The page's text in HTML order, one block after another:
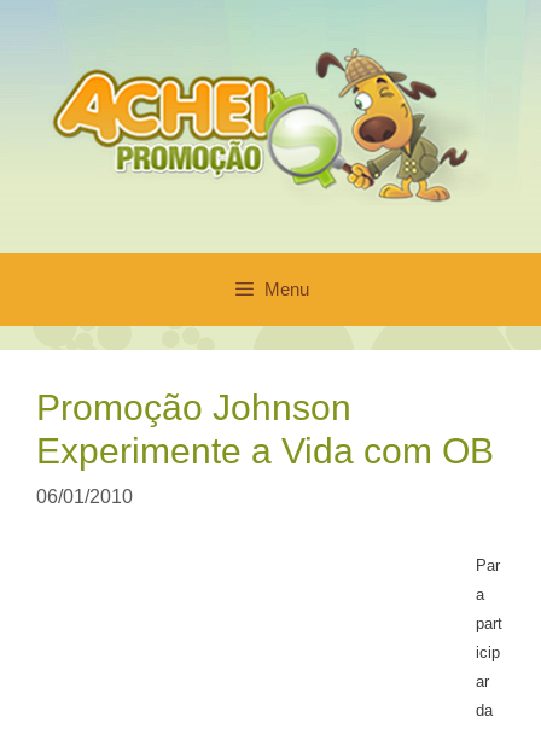
conteúdo
Menu
Promoção Johnson
Experimente a Vida com OB
06/01/2010
Par
a
part
icip
ar
da